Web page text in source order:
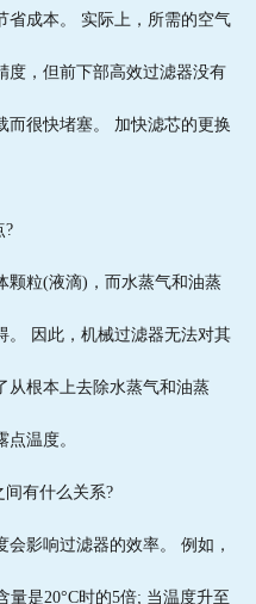
省成本。 实际上，所需的空气
度，但前下部高效过滤器没有
而很快堵塞。 加快滤芯的更换
?
粒(液滴)，而水蒸气和油蒸
。 因此，机械过滤器无法对其
从根本上去除水蒸气和油蒸
温度。
有什么关系?
影响过滤器的效率。 例如，
量是20°C时的5倍; 当温度升至